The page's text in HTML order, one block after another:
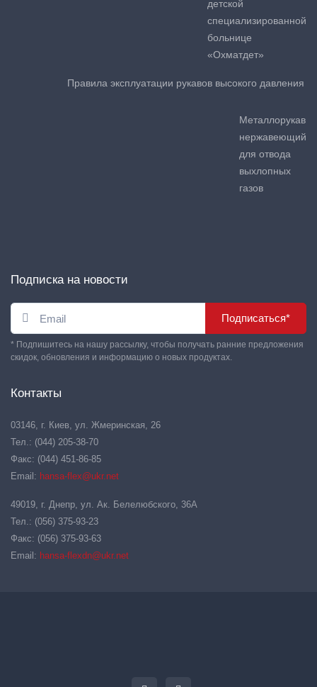
детской
специализированной
больнице
«Охматдет»
Правила эксплуатации рукавов высокого давления
Металлорукав
нержавеющий
для отвода
выхлопных
газов
Подписка на новости
Подписаться*
* Подпишитесь на нашу рассылку, чтобы получать ранние предложения
скидок, обновления и информацию о новых продуктах.
Контакты
03146, г. Киев, ул. Жмеринская, 26
Тел.: (044) 205-38-70
Факс: (044) 451-86-85
Email: hansa-flex@ukr.net
49019, г. Днепр, ул. Ак. Белелюбского, 36А
Тел.: (056) 375-93-23
Факс: (056) 375-93-63
Email: hansa-flexdn@ukr.net